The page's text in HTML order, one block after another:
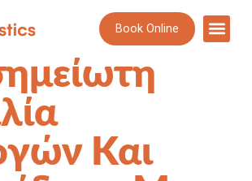
Book Online
Και